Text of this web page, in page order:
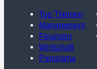
Top Themen
Management
Finanzen
Wirtschaft
Panorama